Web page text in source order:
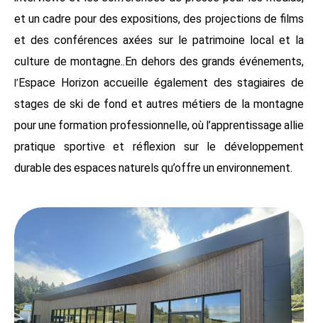
et un cadre pour des expositions, des projections de films
et des conférences axées sur le patrimoine local et la
culture de montagne..En dehors des grands événements,
l’Espace Horizon accueille également des stagiaires de
stages de ski de fond et autres métiers de la montagne
pourune formation professionnelle,où l’apprentissageallie
pratique
sportive et réflexion sur le
développement
durabledes espaces naturels qu’offreunenvironnement.